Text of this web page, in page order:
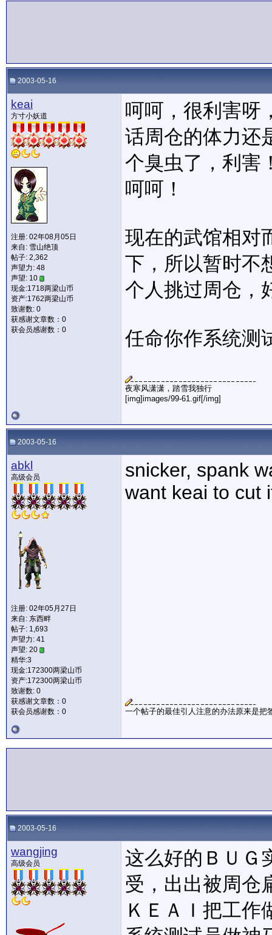
2003-05-16
keai
方寸小妖道
注册: 02年08月05日
来自: 雪山绝顶
帖子: 2,362
声望力: 48
声望: 10
现金:1718两梁山币
资产:1762两梁山币
致谢数: 0
获感谢文章数：0
获会员感谢数：0
呵呵，很利害呀
话周仓的体力还
个臭虫了，利害
呵呵！
现在的武馆相对
下，所以暂时不
个人挑过周仓，
任命你作系统测
夜寒风潇潇，踏雪我独行
[img]images/99-61.gif[/img]
2003-05-16
abkl
高级会员
注册: 02年05月27日
来自: 东西畔
帖子: 1,693
声望力: 41
声望: 20
精华:3
现金:172300两梁山币
资产:172300两梁山币
致谢数: 0
获感谢文章数：0
获会员感谢数：0
snicker, spank
want keai to cut
一个帖子的最佳引人注意的办法原来是把
2003-05-16
wangjing
高级会员
这么好的ＢＵＧ
受，出出被周仓
ＫＥＡＩ把工作